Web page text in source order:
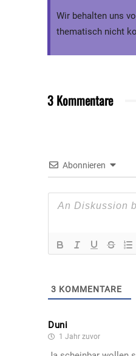
Wir behalten uns
thematisch nicht
3 Kommentare
Abonnieren
3 KOMMENTARE
Duni
1 Jahr zuvor